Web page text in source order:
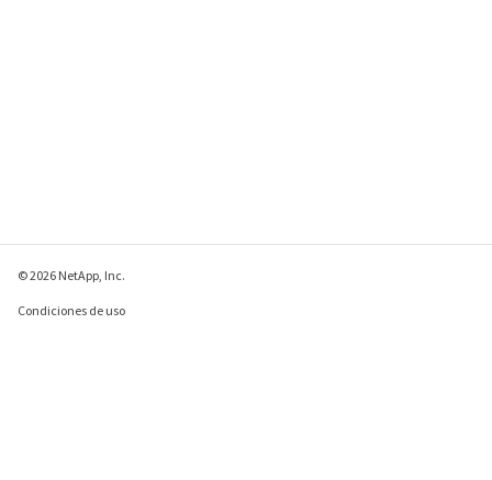
© 2026 NetApp, Inc.
Condiciones de uso